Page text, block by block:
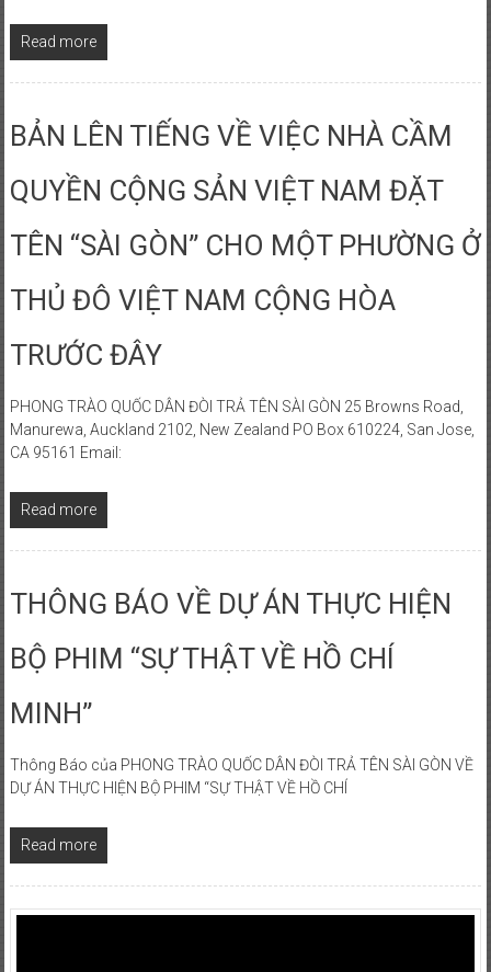
Read more
BẢN LÊN TIẾNG VỀ VIỆC NHÀ CẦM
QUYỀN CỘNG SẢN VIỆT NAM ĐẶT
TÊN “SÀI GÒN” CHO MỘT PHƯỜNG Ở
THỦ ĐÔ VIỆT NAM CỘNG HÒA
TRƯỚC ĐÂY
PHONG TRÀO QUỐC DÂN ĐÒI TRẢ TÊN SÀI GÒN 25 Browns Road,
Manurewa, Auckland 2102, New Zealand PO Box 610224, San Jose,
CA 95161 Email:
Read more
THÔNG BÁO VỀ DỰ ÁN THỰC HIỆN
BỘ PHIM “SỰ THẬT VỀ HỒ CHÍ
MINH”
Thông Báo của PHONG TRÀO QUỐC DÂN ĐÒI TRẢ TÊN SÀI GÒN VỀ
DỰ ÁN THỰC HIỆN BỘ PHIM “SỰ THẬT VỀ HỒ CHÍ
Read more